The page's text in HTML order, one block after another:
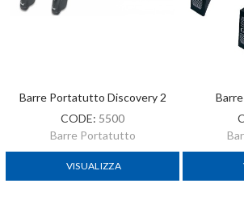
Barre Portatutto Discovery 2
CODE: 5500
Barre Portatutto
VISUALIZZA